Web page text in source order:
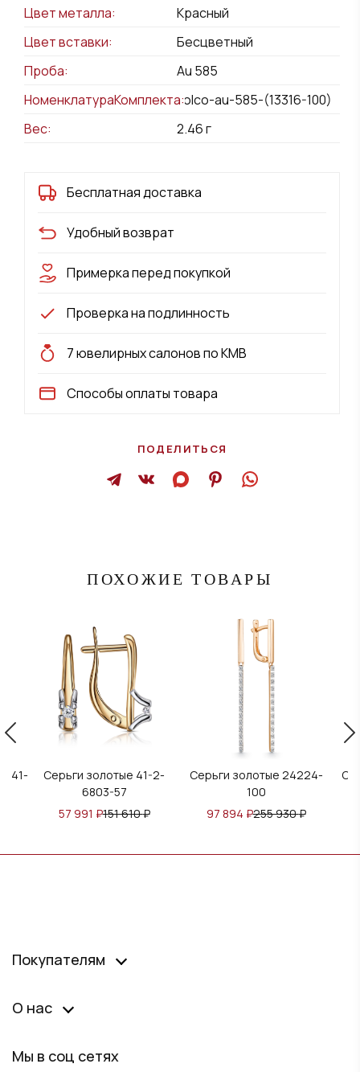
Цвет металла:
Красный
Цвет вставки:
Бесцветный
Проба:
Au 585
НоменклатураКомплекта:kolco-au-585-(13316-100)
Вес:
2.46г
Бесплатная доставка
Удобный возврат
Примерка перед покупкой
Проверка на подлинность
7 ювелирных салонов по КМВ
Способы оплаты товара
ПОДЕЛИТЬСЯ
ПОХОЖИЕ ТОВАРЫ
Серьги золотые 41-2-
6803-57
57 991 ₽151 610₽
Серьги золотые 24224-
100
97 894 ₽255 930₽
Покупателям
О нас
Мы в соц сетях